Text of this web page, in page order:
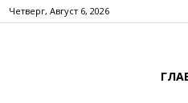
Четверг, Август 6, 2026